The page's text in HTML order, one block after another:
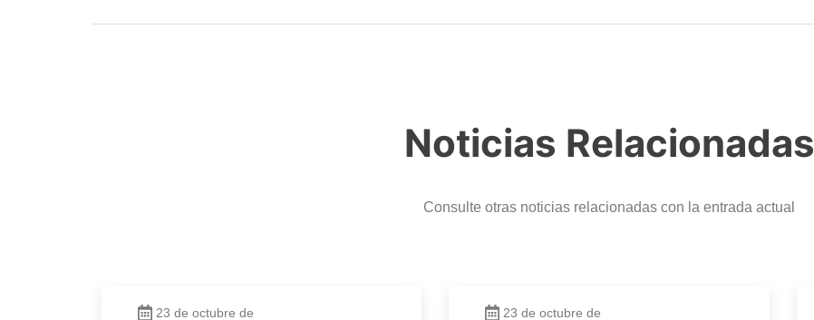
Noticias Relacionadas
Consulte otras noticias relacionadas con la entrada actual
23 de octubre de
23 de octubre de